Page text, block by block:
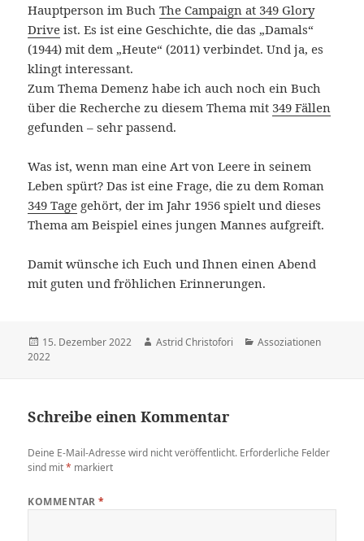
Hauptperson im BuchThe Campaign at 349 Glory
Drive ist. Es ist eine Geschichte, die das „Damals“
(1944) mit dem „Heute“ (2011) verbindet. Und ja, es
klingt interessant.
Zum Thema Demenz habe ich auch noch ein Buch
über die Recherche zu diesem Thema mit 349 Fällen
gefunden – sehr passend.
Was ist, wenn man eine Art von Leere in seinem
Leben spürt? Das ist eine Frage, die zu dem Roman
349 Tage gehört, der im Jahr 1956 spielt und dieses
Thema am Beispiel eines jungen Mannes aufgreift.
Damit wünsche ich Euch und Ihnen einen Abend
mit guten und fröhlichen Erinnerungen.
Veröffentlicht
am
15. Dezember 2022 Autor
Astrid Christofori Kategorien
Assoziationen
2022
Schreibe einen Kommentar
Deine E-Mail-Adresse wird nicht veröffentlicht. Erforderliche Felder
sind mit* markiert
KOMMENTAR*